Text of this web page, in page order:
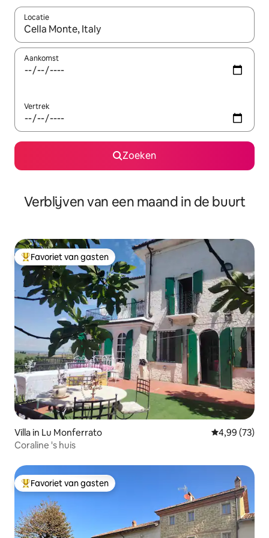
Locatie
Wanneer er suggesties beschikbaar zijn, maak je een keuze
Aankomst
Vertrek
Zoeken
Verblijven van een maand in de buurt
Topfavoriet van gasten
Favoriet van gasten
Villa in Lu Monferrato Gemiddelde
4,99 (73)
Coraline 's huis
Topfavoriet van gasten
Favoriet van gasten